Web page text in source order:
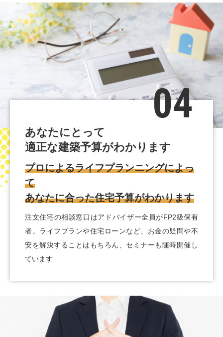
04
あなたにとって
適正な建築予算がわかります
プロによるライフプランニングによっ
て
あなたに合った住宅予算がわかります
注文住宅の相談窓口はアドバイザー全員がFP2級保有
者。ライフプランや住宅ローンなど、お金の疑問や不
安を解決することはもちろん、セミナーも随時開催し
ています